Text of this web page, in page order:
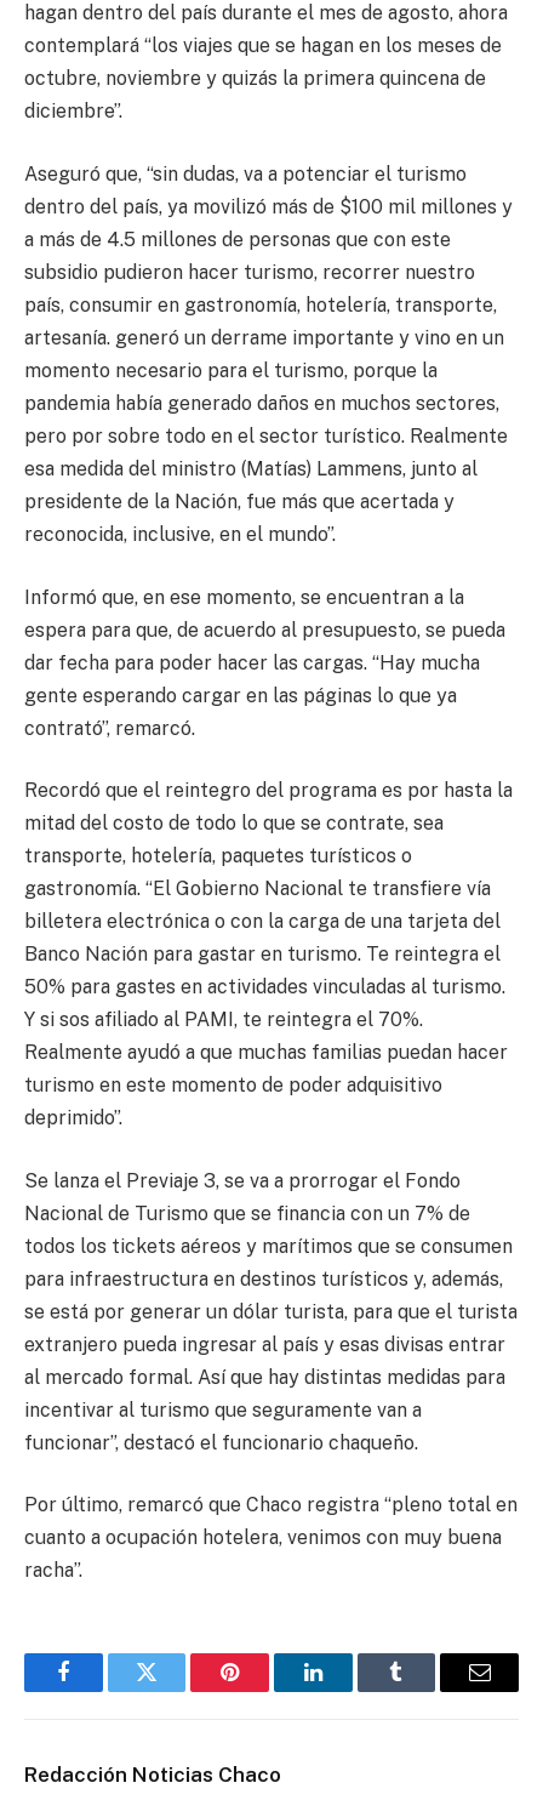
hagan dentro del país durante el mes de agosto, ahora
contemplará “los viajes que se hagan en los meses de
octubre, noviembre y quizás la primera quincena de
diciembre”.
Aseguró que, “sin dudas, va a potenciar el turismo
dentro del país, ya movilizó más de $100 mil millones y
a más de 4.5 millones de personas que con este
subsidio pudieron hacer turismo, recorrer nuestro
país, consumir en gastronomía, hotelería, transporte,
artesanía. generó un derrame importante y vino en un
momento necesario para el turismo, porque la
pandemia había generado daños en muchos sectores,
pero por sobre todo en el sector turístico. Realmente
esa medida del ministro (Matías) Lammens, junto al
presidente de la Nación, fue más que acertada y
reconocida, inclusive, en el mundo”.
Informó que, en ese momento, se encuentran a la
espera para que, de acuerdo al presupuesto, se pueda
dar fecha para poder hacer las cargas. “Hay mucha
gente esperando cargar en las páginas lo que ya
contrató”, remarcó.
Recordó que el reintegro del programa es por hasta la
mitad del costo de todo lo que se contrate, sea
transporte, hotelería, paquetes turísticos o
gastronomía. “El Gobierno Nacional te transfiere vía
billetera electrónica o con la carga de una tarjeta del
Banco Nación para gastar en turismo. Te reintegra el
50% para gastes en actividades vinculadas al turismo.
Y si sos afiliado al PAMI, te reintegra el 70%.
Realmente ayudó a que muchas familias puedan hacer
turismo en este momento de poder adquisitivo
deprimido”.
Se lanza el Previaje 3, se va a prorrogar el Fondo
Nacional de Turismo que se financia con un 7% de
todos los tickets aéreos y marítimos que se consumen
para infraestructura en destinos turísticos y, además,
se está por generar un dólar turista, para que el turista
extranjero pueda ingresar al país y esas divisas entrar
al mercado formal. Así que hay distintas medidas para
incentivar al turismo que seguramente van a
funcionar”, destacó el funcionario chaqueño.
Por último, remarcó que Chaco registra “pleno total en
cuanto a ocupación hotelera, venimos con muy buena
racha”.
FacebookTwitter Pinterest LinkedInTumblr Email
Redacción Noticias Chaco